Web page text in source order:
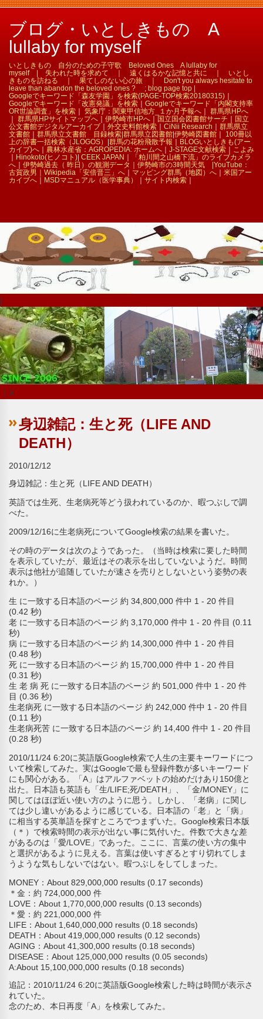
ブログ・いとしきもの A
lullaby for myself
いとしきもの 自分のための子守歌 Beloved Ones A lullaby for
myself | 失われた時を求めて ｜ 遠くはるかな記憶と共に ｜ いとし
きものを訪ねる ｜ 果てしのない心の旅 ｜ Don't you always hesitate to
leave than abandon the beloved ones ? ; blog page top |
Googleでキーワード「森友学園」を検索(PAGE-TOP検索20180315)
Googleでキーワード「改憲発議」を検索
Googleでキーワード「内閣支持率
OR世論調査」を検索
気象庁：関東甲信地方_１か月予報へ
群馬県HPへ
群馬県HPサイトマップへ 伊勢崎市HPへ 国立国会図書館サーチ
国立
公文書館デジタルアーカイブ
外交史料館検索 CiNii Research
群馬県立
文書館
群馬県立文書館 目録検索| 群馬県立図書館 伊勢崎図書館
100冊以
上の辞書一括検索（JLOGOS）
群馬の花粉飛散予報
BLOGいとしきも(アー
カイブ)へ
農林水産省：AGROPEDIA: ホームへ J-STAGE文献検索
こよみ
Hinokoto(ヒノコト) CEEK JAPAN
「粕川間之山橋下流」のライブカメラ
へ
伊勢崎過去（ 昨日）の観測データ｜ 伊勢崎市の3時間天気 | YouTube：
古賀政男｜ Wikipedia「安倍晋三」へ マッピング群馬（地図）へ
米国アー
カイブへ
MSDマニュアル（医学事典） サイト内検索
｜x
身辺雑記：生と死（LIFE AND
DEATH）
2010/12/12
身辺雑記：生と死（LIFE AND DEATH）
英語では生死、生老病死等どう扱われているのか、暇つぶしで調
べた。
2009/12/16に生老病死についてGoogle検索の結果を書いた。
その時のデータは次のようであった。（当時は検索に要した時間
を表示していたが、最近はその表示を出していないようだ。時間
表示は他社が追随していたが速さを売りとしないという姿勢の表
れか。）
生 に一致する日本語のページ 約 34,800,000 件中 1 - 20 件目
(0.42 秒)
老 に一致する日本語のページ 約 3,170,000 件中 1 - 20 件目 (0.11
秒)
病 に一致する日本語のページ 約 14,300,000 件中 1 - 20 件目
(0.48 秒)
死 に一致する日本語のページ 約 15,700,000 件中 1 - 20 件目
(0.31 秒)
生 老 病 死 に一致する日本語のページ 約 501,000 件中 1 - 20 件
目 (0.36 秒)
生老病死 に一致する日本語のページ 約 242,000 件中 1 - 20 件目
(0.11 秒)
生老病死苦 に一致する日本語のページ 約 14,400 件中 1 - 20 件目
(0.28 秒)
2010/11/24 6:20に英語版Google検索で人生の主要キーワードにつ
いて検索してみた。実はGoogleで最も登録件数が多いキーワード
にも関心がある。「A」はアルファベットの始めだけあり150億と
出た。日本語も英語も「生/LIFE;死/DEATH」、「金/MONEY」に
関してはほぼ近い使い方のように思う。しかし、「老病」に関し
ては少し違いがあるように感じている。日本語の「老」と「病」
に相当する英単語を探すところでつまずいた。Google検索日本版
（＊）で検索時間の表示が出ない事に気付いた。件数で大きな差
があるのは「愛/LOVE」であった。ここに、言葉の使い方の集中
と選択があるように見える。言葉は使いすぎるとすり切れてしま
うような気もしないではない。暇つぶしをしてしまった。
MONEY：About 829,000,000 results (0.17 seconds)
＊金：約 724,000,000 件
LOVE：About 1,770,000,000 results (0.13 seconds)
＊愛：約 221,000,000 件
LIFE：About 1,640,000,000 results (0.18 seconds)
DEATH：About 419,000,000 results (0.12 seconds)
AGING：About 41,300,000 results (0.18 seconds)
DISEASE：About 125,000,000 results (0.05 seconds)
A:About 15,100,000,000 results (0.18 seconds)
追記：2010/11/24 6:20に英語版Google検索した時は時間が表示さ
れていた。
念のため、本日再度「A」を検索してみた。